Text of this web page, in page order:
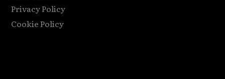
Privacy Policy
Cookie Policy